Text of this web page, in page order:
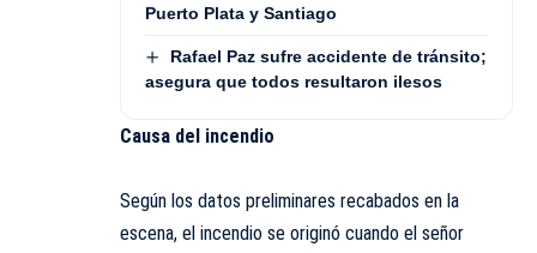
Puerto Plata y Santiago
Rafael Paz sufre accidente de tránsito;
asegura que todos resultaron ilesos
Causa del incendio
Según los datos preliminares recabados en la
escena, el incendio se originó cuando el señor